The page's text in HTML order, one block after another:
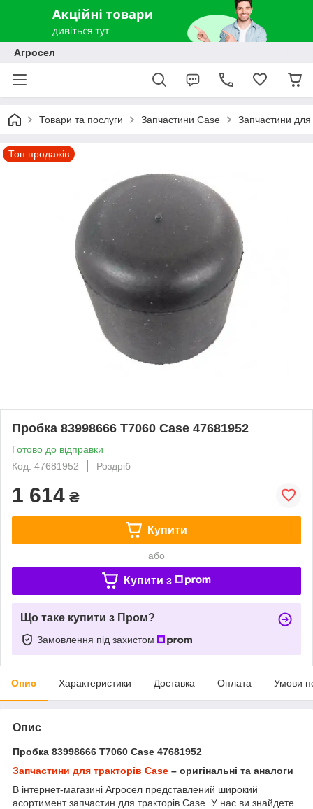
Агросел
Товари та послуги Запчастини Case Запчастини для
Топ продажів
Пробка 83998666 T7060 Case 47681952
Готово до відправки
Код: 47681952
Роздріб
1 614 ₴
Купити
або
Купити з
Що таке купити з Пром?
Замовлення під захистом
Опис Характеристики Доставка Оплата Умови
Опис
Пробка 83998666 T7060 Case 47681952
Запчастини для тракторів Case – оригінальні та аналоги
В інтернет-магазині Агросел представлений широкий
асортимент запчастин для тракторів Case. У нас ви знайдете